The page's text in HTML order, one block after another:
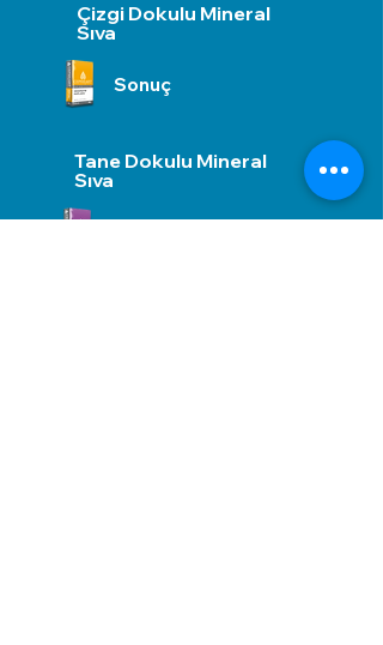
Çizgi Dokulu Mineral
Sıva
Sonuç
Tane Dokulu Mineral
Sıva